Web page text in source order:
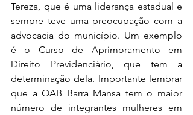
Tereza, que é uma liderança estadual e
sempre teve uma preocupação com a
advocacia do município. Um exemplo
é o Curso de Aprimoramento em
Direito Previdenciário, que tem a
determinação dela. Importante lembrar
que a OAB Barra Mansa tem o maior
número de integrantes mulheres em